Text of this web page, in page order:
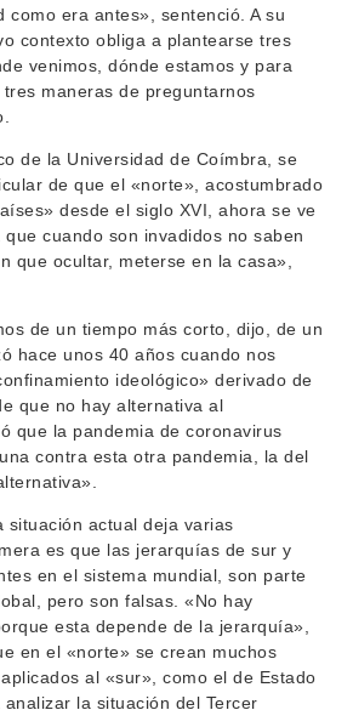
como era antes», sentenció. A su
contexto obliga a plantearse tres
venimos, dónde estamos y para
maneras de preguntarnos
de la Universidad de Coímbra, se
de que el «norte», acostumbrado
desde el siglo XVI, ahora se ve
cuando son invadidos no saben
que ocultar, meterse en la casa»,
de un tiempo más corto, dijo, de un
hace unos 40 años cuando nos
ideológico» derivado de
que no hay alternativa al
que la pandemia de coronavirus
contra esta otra pandemia, la del
situación actual deja varias
es que las jerarquías de sur y
en el sistema mundial, son parte
pero son falsas. «No hay
esta depende de la jerarquía»,
en el «norte» se crean muchos
al «sur», como el de Estado
la situación del Tercer